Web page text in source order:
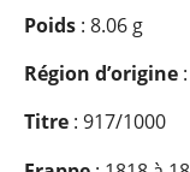
Poids : 8.06 g
Région d’origine
Titre : 917/1000